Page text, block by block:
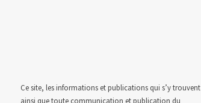
Ce site, les informations et publications qui s’y trouvent
ainsi que toute communication et publication du